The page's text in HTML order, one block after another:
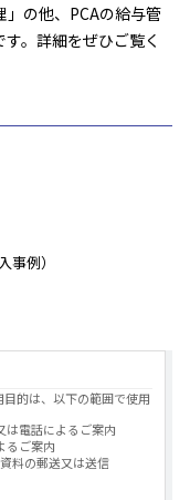
」の他、PCAの給与管
。詳細をぜひご覧く
例）
的は、以下の範囲で使用
は電話によるご案内
るご案内
料の郵送又は送信